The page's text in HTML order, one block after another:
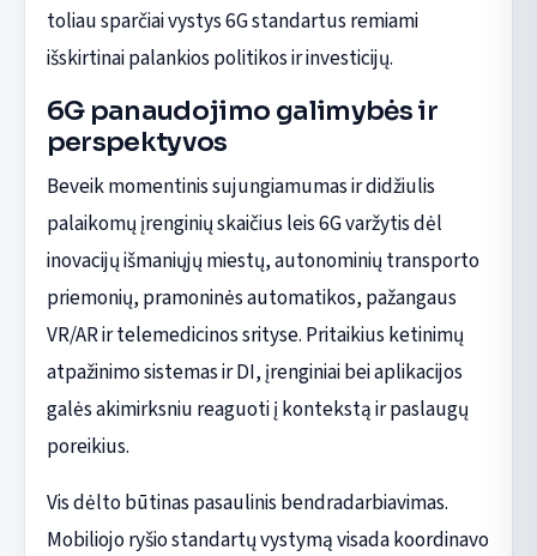
toliau sparčiai vystys 6G standartus remiami
išskirtinai palankios politikos ir investicijų.
6G panaudojimo galimybės ir
perspektyvos
Beveik momentinis sujungiamumas ir didžiulis
palaikomų įrenginių skaičius leis 6G varžytis dėl
inovacijų išmaniųjų miestų, autonominių transporto
priemonių, pramoninės automatikos, pažangaus
VR/AR ir telemedicinos srityse. Pritaikius ketinimų
atpažinimo sistemas ir DI, įrenginiai bei aplikacijos
galės akimirksniu reaguoti į kontekstą ir paslaugų
poreikius.
Vis dėlto būtinas pasaulinis bendradarbiavimas.
Mobiliojo ryšio standartų vystymą visada koordinavo